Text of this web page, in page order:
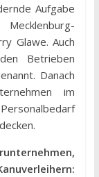
Aufgabe
Glawe. Auch
Betrieben
Danach
im